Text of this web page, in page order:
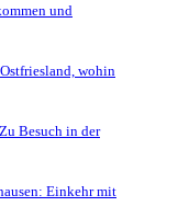
und
wohin
Besuch in der
Einkehr mit